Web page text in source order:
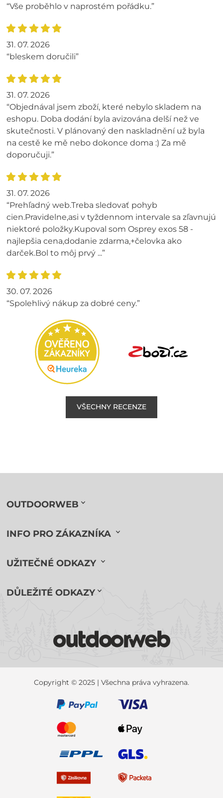
“Vše proběhlo v naprostém pořádku.”
31. 07. 2026
“bleskem doručili”
31. 07. 2026
“Objednával jsem zboží, které nebylo skladem na
eshopu. Doba dodání byla avizována delší než ve
skutečnosti. V plánovaný den naskladnění už byla
na cestě ke mě nebo dokonce doma :) Za mě
doporučuji.”
31. 07. 2026
“Prehľadný web.Treba sledovať pohyb
cien.Pravidelne,asi v tyždennom intervale sa zľavnujú
niektoré položky.Kupoval som Osprey exos 58 -
najlepšia cena,dodanie zdarma,+čelovka ako
darček.Bol to môj prvý ...”
30. 07. 2026
“Spolehlivý nákup za dobré ceny.”
VŠECHNY RECENZE
OUTDOORWEB
INFO PRO ZÁKAZNÍKA
UŽITEČNÉ ODKAZY
DŮLEŽITÉ ODKAZY
Copyright © 2025 | Všechna práva vyhrazena.